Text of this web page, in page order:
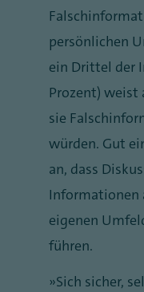
persönlichen
ein Drittel der
Prozent) weist
sie
würden. Gut
an, dass
Informationen
eigenen
führen.
„Sich sicher,